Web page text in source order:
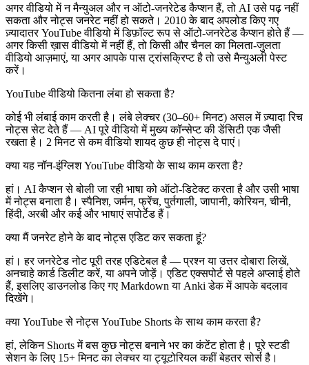
अगर वीडियो में न मैन्युअल और न ऑटो-जनरेटेड कैप्शन हैं, तो AI उसे पढ़ नहीं
सकता और नोट्स जनरेट नहीं हो सकते। 2010 के बाद अपलोड किए गए
ज़्यादातर YouTube वीडियो में डिफ़ॉल्ट रूप से ऑटो-जनरेटेड कैप्शन होते हैं —
अगर किसी ख़ास वीडियो में नहीं हैं, तो किसी और चैनल का मिलता-जुलता
वीडियो आज़माएं, या अगर आपके पास ट्रांसक्रिप्ट है तो उसे मैन्युअली पेस्ट
करें।
YouTube वीडियो कितना लंबा हो सकता है?
कोई भी लंबाई काम करती है। लंबे लेक्चर (30–60+ मिनट) असल में ज़्यादा रिच
नोट्स सेट देते हैं — AI पूरे वीडियो में मुख्य कॉन्सेप्ट की डेंसिटी एक जैसी
रखता है। 2 मिनट से कम वीडियो शायद कुछ ही नोट्स दे पाएं।
क्या यह नॉन-इंग्लिश YouTube वीडियो के साथ काम करता है?
हां। AI कैप्शन से बोली जा रही भाषा को ऑटो-डिटेक्ट करता है और उसी भाषा
में नोट्स बनाता है। स्पैनिश, जर्मन, फ्रेंच, पुर्तगाली, जापानी, कोरियन, चीनी,
हिंदी, अरबी और कई और भाषाएं सपोर्टेड हैं।
क्या मैं जनरेट होने के बाद नोट्स एडिट कर सकता हूं?
हां। हर जनरेटेड नोट पूरी तरह एडिटेबल है — प्रश्न या उत्तर दोबारा लिखें,
अनचाहे कार्ड डिलीट करें, या अपने जोड़ें। एडिट एक्सपोर्ट से पहले अप्लाई होते
हैं, इसलिए डाउनलोड किए गए Markdown या Anki डेक में आपके बदलाव
दिखेंगे।
क्या YouTube से नोट्स YouTube Shorts के साथ काम करता है?
हां, लेकिन Shorts में बस कुछ नोट्स बनाने भर का कंटेंट होता है। पूरे स्टडी
सेशन के लिए 15+ मिनट का लेक्चर या ट्यूटोरियल कहीं बेहतर सोर्स है।